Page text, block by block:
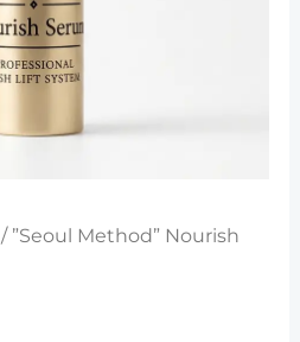
/ ”Seoul Method” Nourish